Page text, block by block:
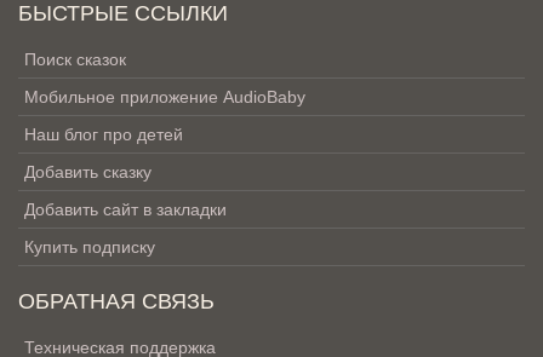
БЫСТРЫЕ ССЫЛКИ
Поиск сказок
Мобильное приложение AudioBaby
Наш блог про детей
Добавить сказку
Добавить сайт в закладки
Купить подписку
ОБРАТНАЯ СВЯЗЬ
Техническая поддержка